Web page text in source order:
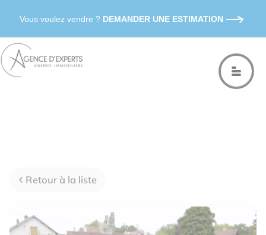
Vous voulez vendre ? DEMANDER UNE ESTIMATION
Retour à la liste